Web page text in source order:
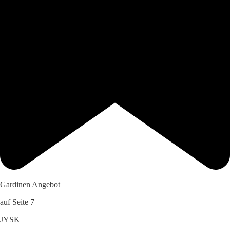
Gardinen Angebot
auf Seite 7
JYSK